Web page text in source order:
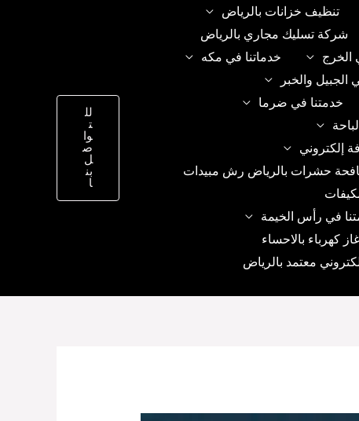
تنظيف خزانات بالرياض
شركة تسليك مجاري بالرياض
الخرج
خدماتنا في مكه
الجبيل والخبر
خدمتنا في ضرما
إلكتروني
حشرات بالرياض رش مبيدات
في رأس الخيمة
كهرباء بالاحساء
معتمد بالرياض
لل
ت
وا
ص
ل
بن
ا